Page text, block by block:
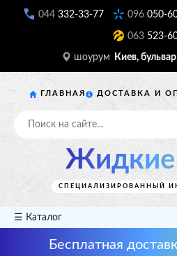
044 332-33-77 096 050-
063 523-
шоурум Киев,
ГЛАВНАЯ ДОСТАВКА И
Жидкие
СПЕЦИАЛИЗИРОВАННЫЙ
☰ Каталог
Бесплатная